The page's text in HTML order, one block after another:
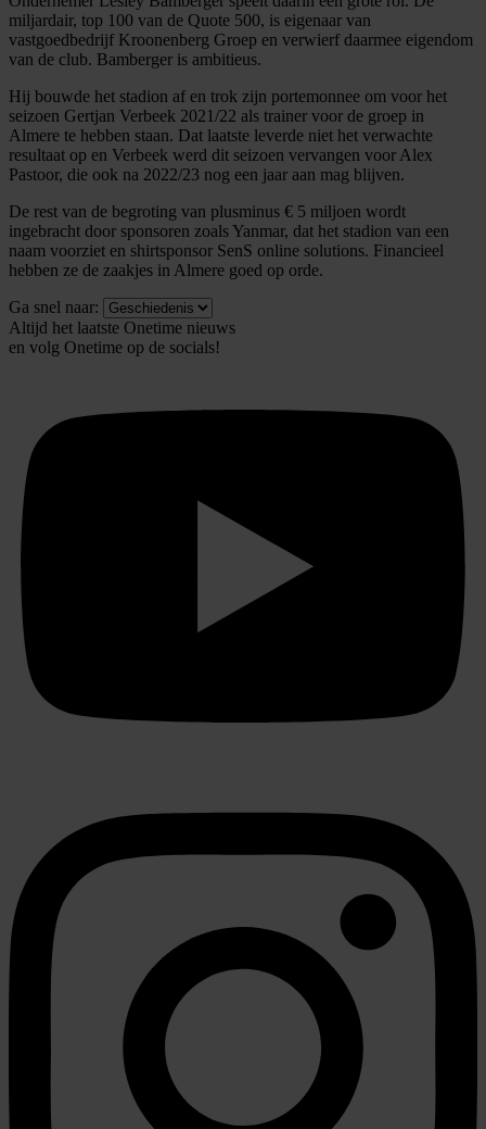
en om ons websiteverkeer te analyseren. Ook delen we
informatie over uw gebruik van onze site met onze
partners kunnen deze gegevens combineren met andere
informatie die u aan ze heeft verstrekt of die ze hebben
verzameld op basis van uw gebruik van hun services.
miljardair, top 100 van de Quote 500, is eigenaar van
vastgoedbedrijf Kroonenberg Groep en verwierf daarmee eigendom
van de club. Bamberger is ambitieus.
Hij bouwde het stadion af en trok zijn portemonnee om voor het
seizoen Gertjan Verbeek 2021/22 als trainer voor de groep in
Almere te hebben staan. Dat laatste leverde niet het verwachte
resultaat op en Verbeek werd dit seizoen vervangen voor Alex
Pastoor, die ook na 2022/23 nog een jaar aan mag blijven.
De rest van de begroting van plusminus € 5 miljoen wordt
ingebracht door sponsoren zoals Yanmar, dat het stadion van een
naam voorziet en shirtsponsor SenS online solutions. Financieel
hebben ze de zaakjes in Almere goed op orde.
Ga snel naar:
Altijd het laatste Onetime nieuws
en volg Onetime op de socials!